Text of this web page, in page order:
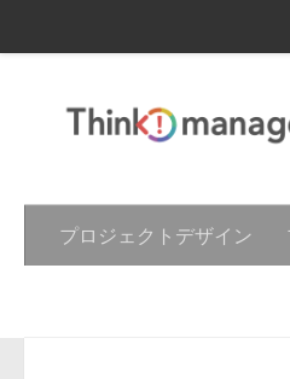
プロジェクトデザイン